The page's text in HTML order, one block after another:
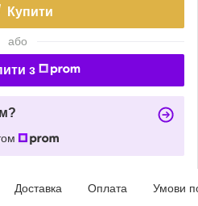
Купити
або
з
Доставка Оплата Умови